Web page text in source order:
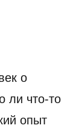
о
ли что-то
опыт